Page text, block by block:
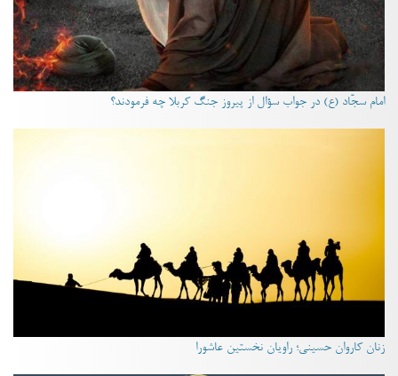
امام سجّاد (ع) در جواب سؤال از پیروز جنگ کربلا چه فرمودند؟
زنان کاروان حسینی؛ راویان نخستین عاشورا